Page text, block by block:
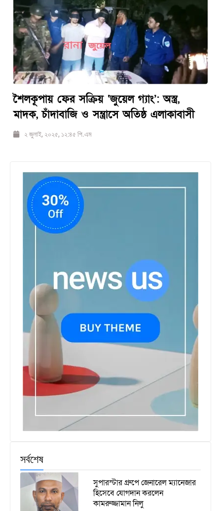
‎শৈলকূপায় ফের সক্রিয় ‘জুয়েল গ্যাং’: অস্ত্র,
মাদক, চাঁদাবাজি ও সন্ত্রাসে অতিষ্ঠ এলাকাবাসী‎
২ জুলাই, ২০২৫, ১২:৪৫ পি.এম
সর্বশেষ
সুপারস্টার গ্রুপে জেনারেল ম্যানেজার
হিসেবে যোগদান করলেন
কামরুজ্জামান নিলু